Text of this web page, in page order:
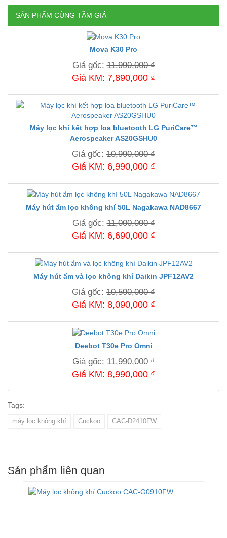
SẢN PHẨM CÙNG TẦM GIÁ
Mova K30 Pro
Giá gốc:11,990,000 ₫
Giá KM: 7,890,000 ₫
Máy lọc khí kết hợp loa bluetooth LG PuriCare™
Aerospeaker AS20GSHU0
Giá gốc: 10,990,000 ₫
Giá KM: 6,990,000 ₫
Máy hút ẩm lọc không khí 50L Nagakawa NAD8667
Giá gốc:11,000,000 ₫
Giá KM: 6,690,000 ₫
Máy hút ẩm và lọc không khí Daikin JPF12AV2
Giá gốc: 10,590,000 ₫
Giá KM: 8,090,000 ₫
Deebot T30e Pro Omni
Giá gốc:11,990,000 ₫
Giá KM: 8,990,000 ₫
Tags:
máy lọc không khí Cuckoo CAC-D2410FW
Sản phẩm liên quan